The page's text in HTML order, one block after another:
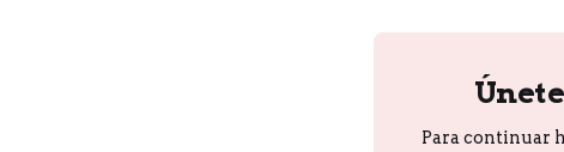
Para continuar